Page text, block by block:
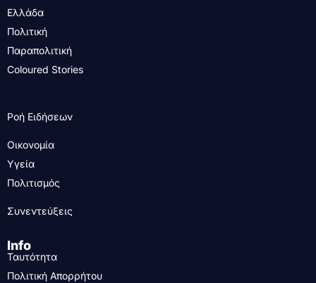
Ελλάδα
Πολιτική
Παραπολιτική
Coloured Stories
Ροή Ειδήσεων
Οικονομία
Υγεία
Πολιτισμός
Συνεντεύξεις
Info
Ταυτότητα
Πολιτική Απορρήτου